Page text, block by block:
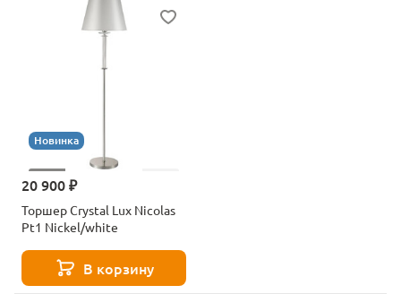
Новинка
20 900 ₽
Торшер Crystal Lux Nicolas
Pt1 Nickel/white
В корзину